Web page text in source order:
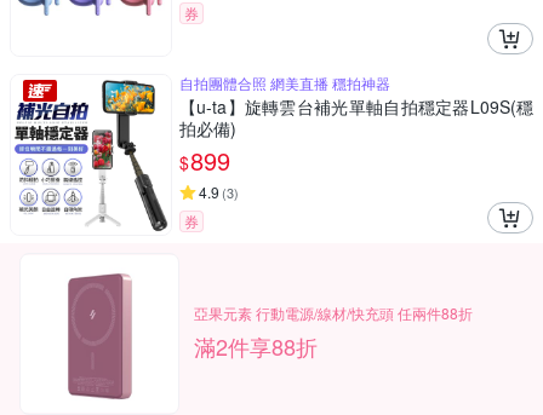
券
自拍團體合照 網美直播 穩拍神器
【u-ta】旋轉雲台補光單軸自拍穩定器L09S(穩
拍必備)
$899
4.9 (3)
券
亞果元素 行動電源/線材/快充頭 任兩件88折
滿2件享88折